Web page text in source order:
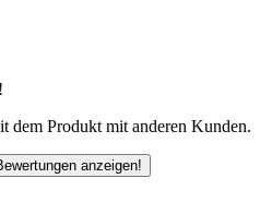
dem Produkt mit anderen Kunden.
anzeigen!